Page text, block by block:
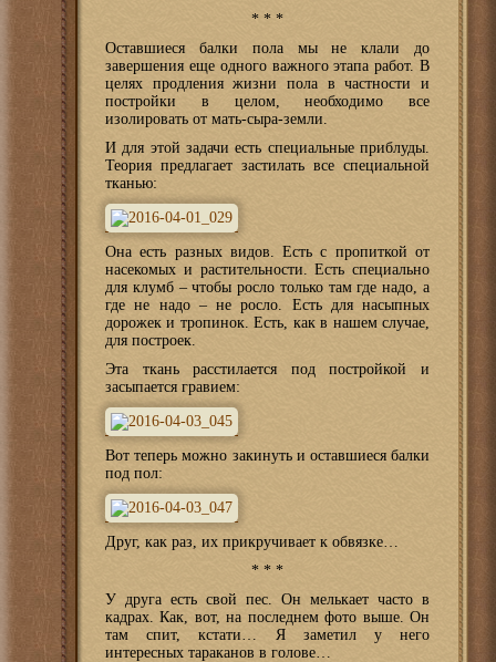
* * *
Оставшиеся балки пола мы не клали до
завершения еще одного важного этапа работ. В
целях продления жизни пола в частности и
постройки в целом, необходимо все
изолировать от мать-сыра-земли.
И для этой задачи есть специальные приблуды.
Теория предлагает застилать все специальной
тканью:
Она есть разных видов. Есть с пропиткой от
насекомых и растительности. Есть специально
для клумб – чтобы росло только там где надо, а
где не надо – не росло. Есть для насыпных
дорожек и тропинок. Есть, как в нашем случае,
для построек.
Эта ткань расстилается под постройкой и
засыпается гравием:
Вот теперь можно закинуть и оставшиеся балки
под пол:
Друг, как раз, их прикручивает к обвязке…
* * *
У друга есть свой пес. Он мелькает часто в
кадрах. Как, вот, на последнем фото выше. Он
там спит, кстати… Я заметил у него
интересных тараканов в голове…